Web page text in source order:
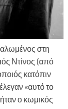
στη
Ντίνος (από
κατόπιν
«αυτό το
ο κωμικός